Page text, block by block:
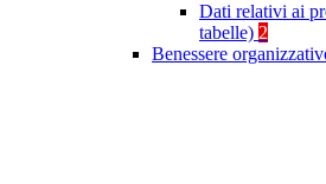
Dati relativi ai
tabelle) 2
Benessere